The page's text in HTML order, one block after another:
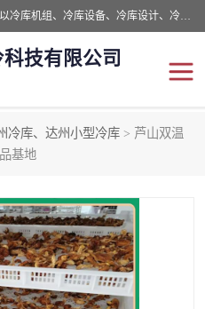
四川美柯冷冻库安装工程有限公司一家以冷库机组、冷库设备、冷库设计、冷冻库设备销售、冷库安装、冻库安装价格及技术服务为一体的综合企业，咨询热线：同等设备材料优惠10% 。公司各种类型安装组合式冷库、冷冻库、冷藏库、气调保鲜库、并提供成套设备供应、安装与调试、维护与维修、技术咨询、操作维修人员技术培训等
技有限公司
冷库、达州小型冷库 > 芦山双温
基地四川冷库，四川冻库安装
绵阳冻库,绵阳保鲜冷库
广元冻库安装,广元冻库造
价
遂宁冻库